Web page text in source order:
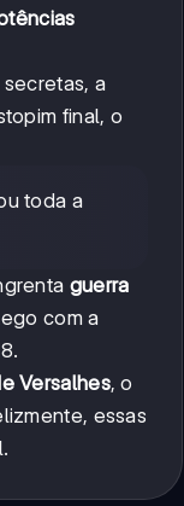
secretas, a
final, o
toda a
guerra
com a
Versalhes, o
essas